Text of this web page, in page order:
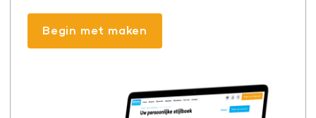
Begin met maken